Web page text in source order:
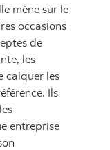
mène sur le
occasions
de
les
calquer les
Ils
entreprise